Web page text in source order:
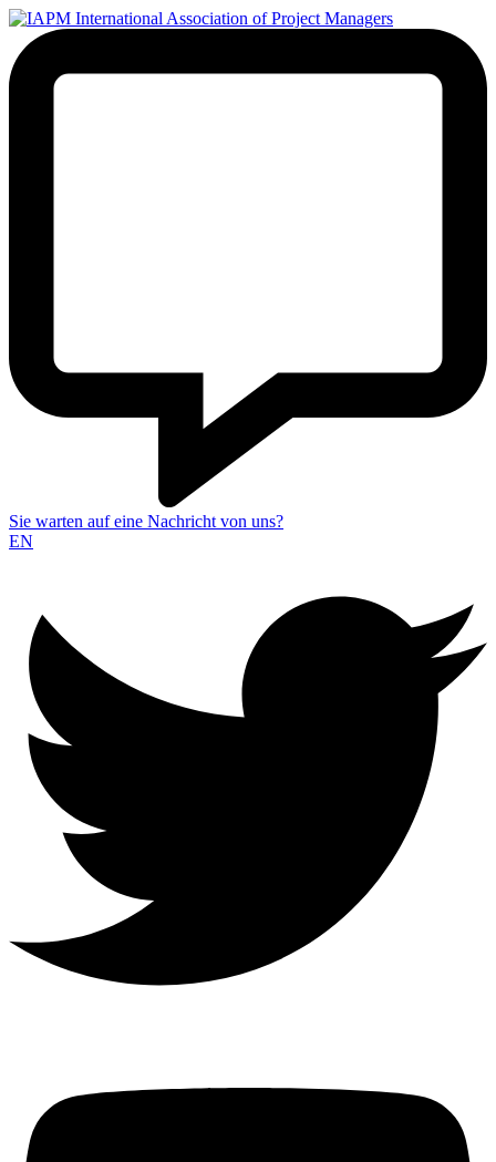
Sie warten auf eine Nachricht von uns?
EN